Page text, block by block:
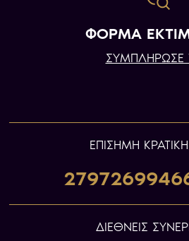
ΦΟΡΜΑ
ΣΥΜΠΛΗΡΩΣΕ
ΕΠIΣΗΜΗ
ΔΙΕΘΝΕΙΣ